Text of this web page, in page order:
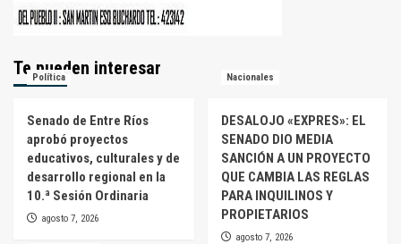
Te pueden interesar
Política
Senado de Entre Ríos
aprobó proyectos
educativos, culturales y de
desarrollo regional en la
10.ª Sesión Ordinaria
agosto 7, 2026
Nacionales
DESALOJO «EXPRES»: EL
SENADO DIO MEDIA
SANCIÓN A UN PROYECTO
QUE CAMBIA LAS REGLAS
PARA INQUILINOS Y
PROPIETARIOS
agosto 7, 2026